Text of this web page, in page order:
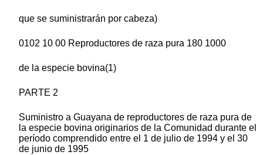
que se suministrarán por cabeza)
0102 10 00 Reproductores de raza pura 180 1000
de la especie bovina(1)
PARTE 2
Suministro a Guayana de reproductores de raza pura de
la especie bovina originarios de la Comunidad durante el
período comprendido entre el 1 de julio de 1994 y el 30
de junio de 1995